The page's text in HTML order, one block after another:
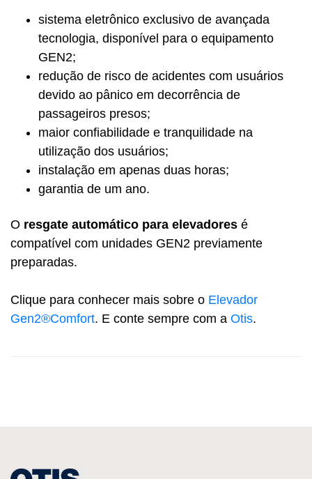
sistema eletrônico exclusivo de avançada
tecnologia, disponível para o equipamento
GEN2;
redução de risco de acidentes com usuários
devido ao pânico em decorrência de
passageiros presos;
maior confiabilidade e tranquilidade na
utilização dos usuários;
instalação em apenas duas horas;
garantia de um ano.
O resgate automático para elevadores é
compatível com unidades GEN2 previamente
preparadas.
Clique para conhecer mais sobre o Elevador
Gen2®Comfort. E conte sempre com a Otis.